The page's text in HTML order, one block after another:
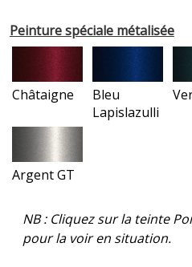
Peinture spéciale métalisée
Châtaigne
Bleu
Lapislazulli
Argent GT
NB : Cliquez sur la teinte
pour la voir en situation.